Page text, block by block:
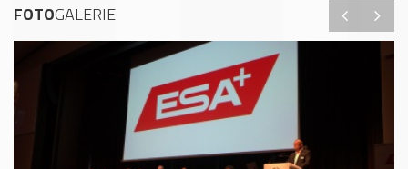
FOTOGALERIE